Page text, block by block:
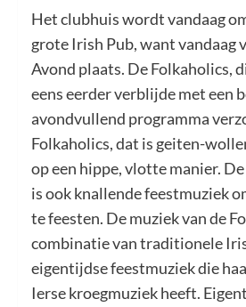
Het clubhuis wordt vandaag
grote Irish Pub, want vandaag
Avond plaats. De Folkaholics,
eens eerder verblijde met een
avondvullend programma
Folkaholics, dat is geiten-
op een hippe, vlotte manier.
is ook knallende feestmuziek
te feesten. De muziek van de
combinatie van traditionele
eigentijdse feestmuziek die
Ierse kroegmuziek heeft.